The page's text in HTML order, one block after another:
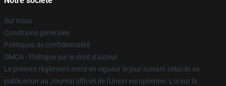
Sur nous
Conditions générales
Politiques de confidentialité
DMCA - Politique sur le droit d'auteur
Le présent règlement entre en vigueur le jour suivant celui de sa
publication au Journal officiel de l'Union européenne. Loi sur la